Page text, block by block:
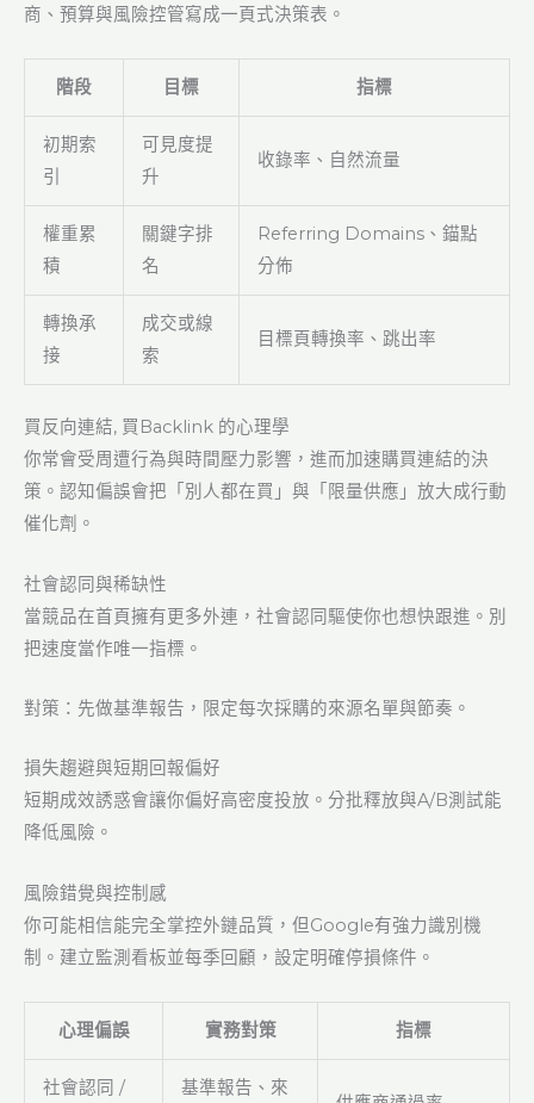
商、預算與風險控管寫成一頁式決策表。
階段 目標 指標
初期索
引
可見度提
升
收錄率、自然流量
權重累
積
關鍵字排
名
Referring Domains、錨點
分佈
轉換承
接
成交或線
索
目標頁轉換率、跳出率
買反向連結, 買Backlink 的心理學
你常會受周遭行為與時間壓力影響，進而加速購買連結的決
策。認知偏誤會把「別人都在買」與「限量供應」放大成行動
催化劑。
社會認同與稀缺性
當競品在首頁擁有更多外連，社會認同驅使你也想快跟進。別
把速度當作唯一指標。
對策：先做基準報告，限定每次採購的來源名單與節奏。
損失趨避與短期回報偏好
短期成效誘惑會讓你偏好高密度投放。分批釋放與A/B測試能
降低風險。
風險錯覺與控制感
你可能相信能完全掌控外鏈品質，但Google有強力識別機
制。建立監測看板並每季回顧，設定明確停損條件。
心理偏誤 實務對策 指標
社會認同 /
基準報告、來